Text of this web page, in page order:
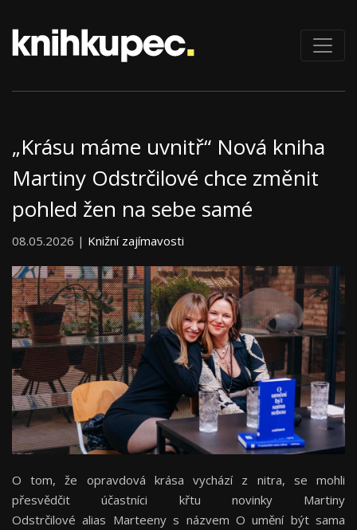
„Krásu máme uvnitř“ Nová kniha
Martiny Odstrčilové chce změnit
pohled žen na sebe samé
08.05.2026 | Knižní zajímavosti
O tom, že opravdová krása vychází z nitra, se mohli
přesvědčit účastníci křtu novinky Martiny
Odstrčilové alias Marteeny s názvem O umění být sama